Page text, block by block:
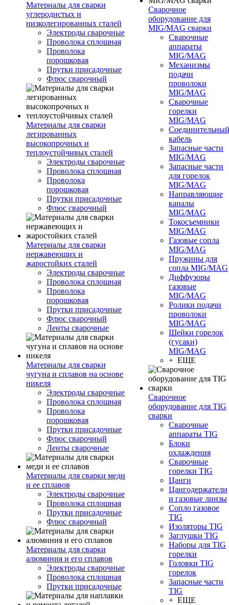
Материалы для сварки
углеродистых и
низколегированных сталей
Электроды сварочные
Проволока сплошная
Проволока
порошковая
Прутки присадочные
Флюс сварочный
Материалы для сварки
легированных
высокопрочных и
теплоустойчивых сталей
Электроды сварочные
Проволока сплошная
Проволока
порошковая
Прутки присадочные
Флюс сварочный
Материалы для сварки
нержавеющих и
жаростойких сталей
Электроды сварочные
Проволока сплошная
Проволока
порошковая
Прутки присадочные
Флюс сварочный
Ленты сварочные
Материалы для сварки
чугуна и сплавов на основе
никеля
Электроды сварочные
Проволока сплошная
Проволока
порошковая
Прутки присадочные
Флюс сварочный
Ленты сварочные
Материалы для сварки меди
и ее сплавов
Электроды сварочные
Проволока сплошная
Прутки присадочные
Флюс сварочный
Материалы для сварки
алюминия и его сплавов
Электроды сварочные
Проволока сплошная
Прутки присадочные
Сварочное
оборудование для
MIG/MAG сварки
Сварочные
аппараты
MIG/MAG
Механизмы
подачи
проволоки
MIG/MAG
Сварочные
горелки
MIG/MAG
Соединительный
кабель
Запасные части
MIG/MAG
Запасные части
для горелок
MIG/MAG
Направляющие
каналы
MIG/MAG
Токосъемники
MIG/MAG
Газовые сопла
MIG/MAG
Пружины для
сопла MIG/MAG
Диффузоры
газовые
MIG/MAG
Ролики подачи
проволоки
MIG/MAG
Шейки горелок
(гусаки)
MIG/MAG
+ ЕЩЕ
Сварочное
оборудование для TIG
сварки
Сварочные
аппараты TIG
Блоки
охлаждения
Сварочные
горелки TIG
Цанги
Цангодержатели
и газовые линзы
Сопло газовое
TIG
Изоляторы TIG
Заглушки TIG
Наборы для TIG
горелки
Головки TIG
горелок
Запасные части
TIG
+ ЕЩЕ